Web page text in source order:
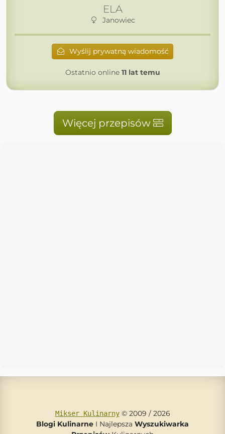
ELA
Janowiec
Wyślij prywatną wiadomość
Ostatnio online 11 lat temu
Więcej przepisów
Mikser Kulinarny© 2009 / 2026
Blogi Kulinarne I Najlepsza Wyszukiwarka